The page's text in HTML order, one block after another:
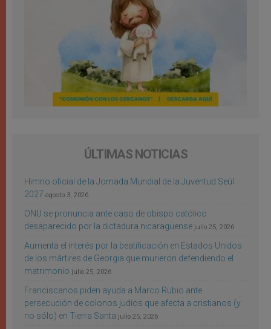
ÚLTIMAS NOTICIAS
Himno oficial de la Jornada Mundial de la Juventud Seúl
2027 agosto 3, 2026
ONU se pronuncia ante caso de obispo católico
desaparecido por la dictadura nicaragüense julio 25, 2026
Aumenta el interés por la beatificación en Estados Unidos
de los mártires de Georgia que murieron defendiendo el
matrimonio julio 25, 2026
Franciscanos piden ayuda a Marco Rubio ante
persecución de colonos judíos que afecta a cristianos (y
no sólo) en Tierra Santa julio 25, 2026